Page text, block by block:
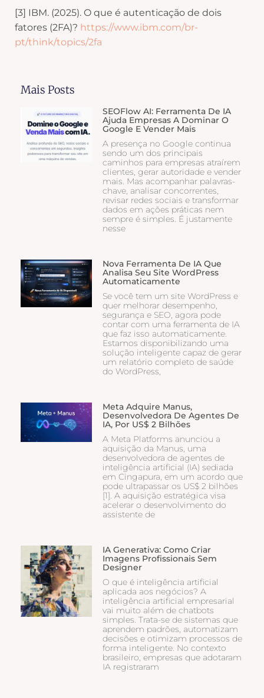
[3] IBM. (2025). O que é autenticação de dois
fatores (2FA)? https://www.ibm.com/br-
pt/think/topics/2fa
Mais Posts
SEOFlow AI: Ferramenta De IA
Ajuda Empresas A Dominar O
Google E Vender Mais
A presença no Google continua
sendo um dos principais
caminhos para empresas atraírem
clientes, gerar autoridade e vender
mais. Mas acompanhar palavras-
chave, analisar concorrentes,
revisar redes sociais e transformar
dados em ações práticas nem
sempre é simples. É justamente
nesse
Nova Ferramenta De IA Que
Analisa Seu Site WordPress
Automaticamente
Se você tem um site WordPress e
quer melhorar desempenho,
segurança e SEO, agora pode
contar com uma ferramenta de IA
que faz isso automaticamente.
Estamos disponibilizando uma
solução inteligente capaz de gerar
um relatório completo de saúde
do WordPress,
Meta Adquire Manus,
Desenvolvedora De Agentes De
IA, Por US$ 2 Bilhões
A Meta Platforms anunciou a
aquisição da Manus, uma
desenvolvedora de agentes de
inteligência artificial (IA) sediada
em Cingapura, em um acordo que
pode ultrapassar os US$ 2 bilhões
[1]. A aquisição estratégica visa
acelerar o desenvolvimento do
assistente de
IA Generativa: Como Criar
Imagens Profissionais Sem
Designer
O que é inteligência artificial
aplicada aos negócios? A
inteligência artificial empresarial
vai muito além de chatbots
simples. Trata-se de sistemas que
aprendem padrões, automatizam
decisões e otimizam processos de
forma inteligente. No contexto
brasileiro, empresas que adotaram
IA registraram